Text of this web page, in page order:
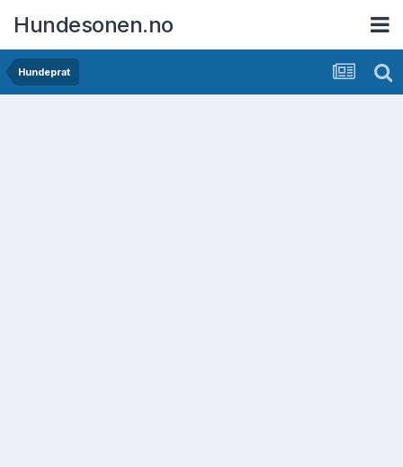
Hundesonen.no
Hundeprat